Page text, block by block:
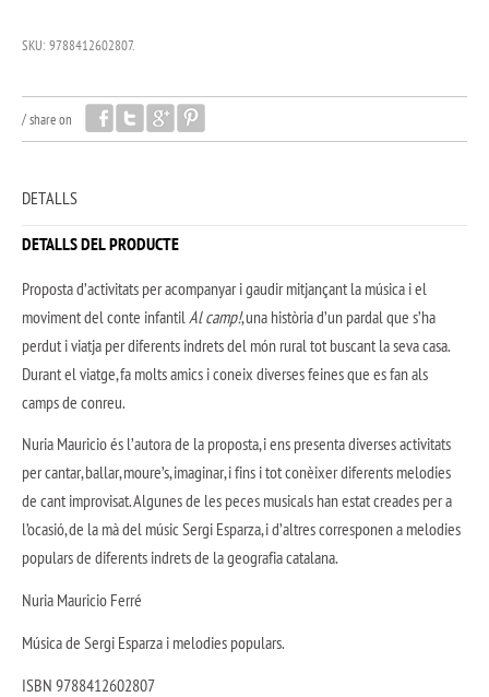
SKU: 9788412602807.
/share on
DETALLS
DETALLS DEL PRODUCTE
Proposta d’activitats per acompanyar i gaudir mitjançant la música i el
moviment del conte infantil Al camp!, una història d’un pardal que s’ha
perdut i viatja per diferents indrets del món rural tot buscant la seva casa.
Durant el viatge, fa molts amics i coneix diverses feines que es fan als
camps de conreu.
Nuria Mauricio és l’autora de la proposta, i ens presenta diverses activitats
per cantar, ballar, moure’s, imaginar, i fins i tot conèixer diferents melodies
de cant improvisat. Algunes de les peces musicals han estat creades per a
l’ocasió, de la mà del músic Sergi Esparza, i d’altres corresponen a melodies
populars de diferents indrets de la geografia catalana.
Nuria Mauricio Ferré
Música de Sergi Esparza i melodies populars.
ISBN 9788412602807